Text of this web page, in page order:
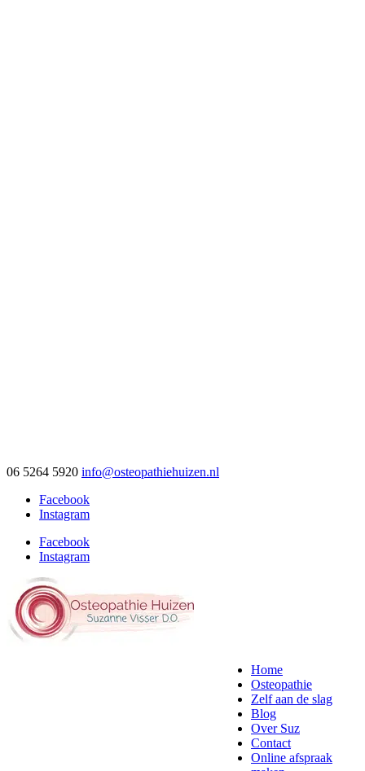
06 5264 5920 info@osteopathiehuizen.nl
Facebook
Instagram
Facebook
Instagram
Home
Osteopathie
Zelf aan de slag
Blog
Over Suz
Contact
Online afspraak